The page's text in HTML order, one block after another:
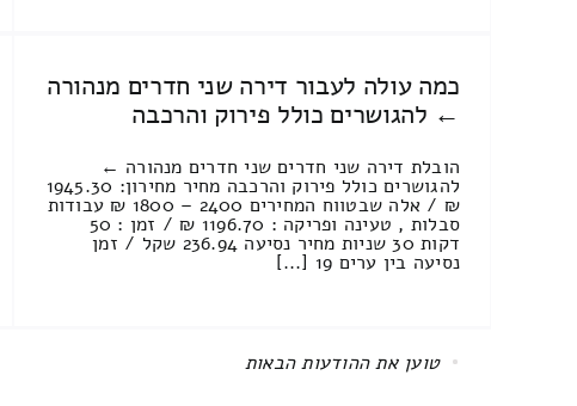
כמה עולה לעבור דירה שני חדרים מנהורה
← להגושרים כולל פירוק והרכבה
הובלת דירה שני חדרים שני חדרים מנהורה ←
להגושרים כולל פירוק והרכבה מחיר מחירון: 1945.30
₪ / אלה שבטווח המחירים 2400 – 1800 ₪ עבודות
סבלות , טעינה ופריקה : 1196.70 ₪ / זמן : 50
דקות 30 שניות מחיר נסיעה 236.94 שקל / זמן
נסיעה בין ערים 19 [...]
All items displayed.